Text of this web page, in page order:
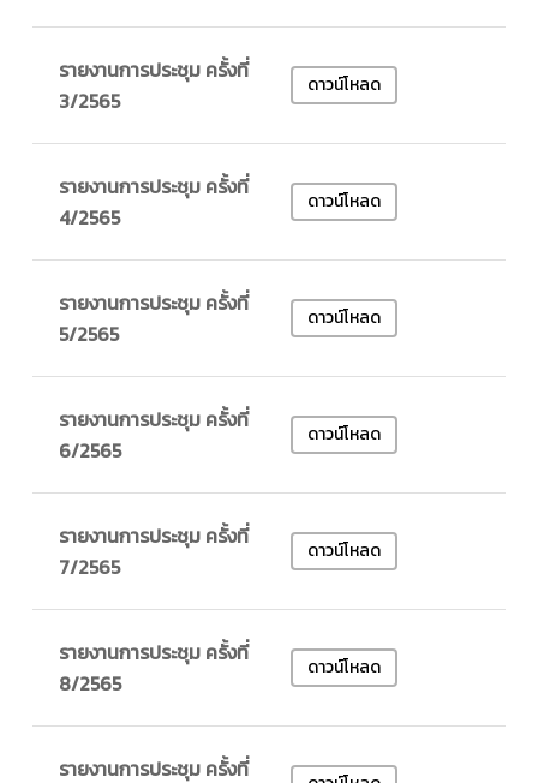
รายงานการประชุม ครั้งที่
3/2565
ดาวน์โหลด
รายงานการประชุม ครั้งที่
4/2565
ดาวน์โหลด
รายงานการประชุม ครั้งที่
5/2565
ดาวน์โหลด
รายงานการประชุม ครั้งที่
6/2565
ดาวน์โหลด
รายงานการประชุม ครั้งที่
7/2565
ดาวน์โหลด
รายงานการประชุม ครั้งที่
8/2565
ดาวน์โหลด
รายงานการประชุม ครั้งที่